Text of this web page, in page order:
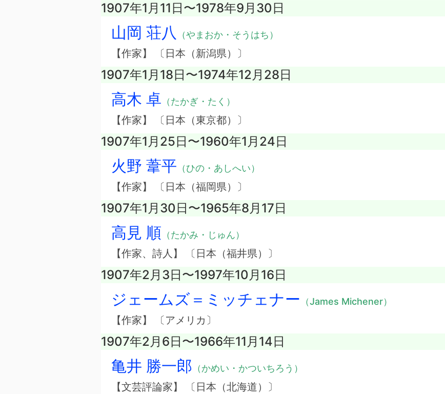
1907年1月11日〜1978年9月30日
山岡 荘八 （やまおか・そうはち）
【作家】 〔日本（新潟県）〕
1907年1月18日〜1974年12月28日
高木 卓 （たかぎ・たく）
【作家】 〔日本（東京都）〕
1907年1月25日〜1960年1月24日
火野 葦平 （ひの・あしへい）
【作家】 〔日本（福岡県）〕
1907年1月30日〜1965年8月17日
高見 順 （たかみ・じゅん）
【作家、詩人】 〔日本（福井県）〕
1907年2月3日〜1997年10月16日
ジェームズ＝ミッチェナー （James Michener）
【作家】 〔アメリカ〕
1907年2月6日〜1966年11月14日
亀井 勝一郎 （かめい・かついちろう）
【文芸評論家】 〔日本（北海道）〕